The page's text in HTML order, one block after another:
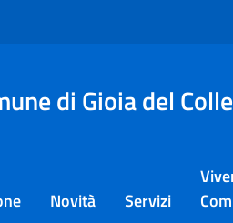
di Gioia del Colle
Novità Servizi